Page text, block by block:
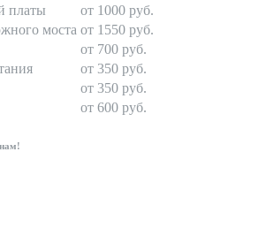
платы
от 1000 руб.
моста от 1550 руб.
от 700 руб.
от 350 руб.
от 350 руб.
от 600 руб.